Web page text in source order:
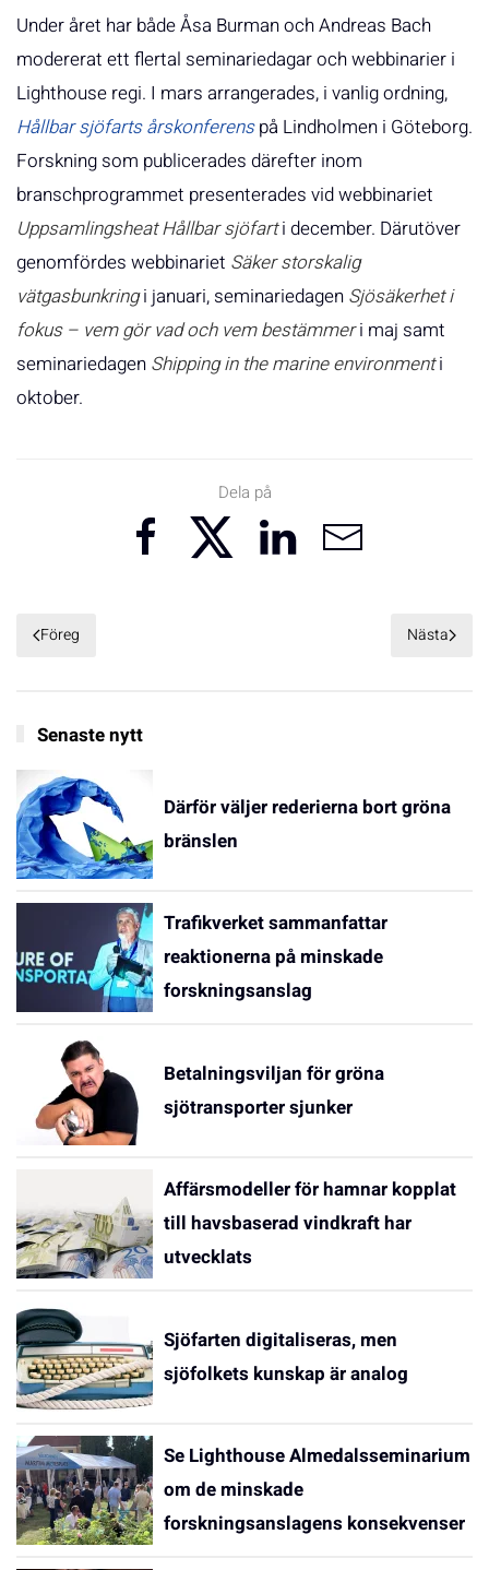
Under året har både Åsa Burman och Andreas Bach
modererat ett flertal seminariedagar och webbinarier i
Lighthouse regi. I mars arrangerades, i vanlig ordning,
Hållbar sjöfarts årskonferens på Lindholmen i Göteborg.
Forskning som publicerades därefter inom
branschprogrammet presenterades vid webbinariet
Uppsamlingsheat Hållbar sjöfarti december. Därutöver
genomfördes webbinariet Säker storskalig
vätgasbunkringi januari, seminariedagen Sjösäkerhet i
fokus – vem gör vad och vem bestämmeri maj samt
seminariedagen Shipping in the marine environmenti
oktober.
Dela på
Föreg Nästa
Senaste nytt
Därför väljer rederierna bort gröna
bränslen
Trafikverket sammanfattar
reaktionerna på minskade
forskningsanslag
Betalningsviljan för gröna
sjötransporter sjunker
Affärsmodeller för hamnar kopplat
till havsbaserad vindkraft har
utvecklats
Sjöfarten digitaliseras, men
sjöfolkets kunskap är analog
Se Lighthouse Almedalsseminarium
om de minskade
forskningsanslagens konsekvenser